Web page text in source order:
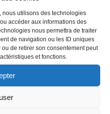
nous utilisons des technologies
accéder aux informations des
nous permettra de traiter
de navigation ou les ID uniques
de retirer son consentement peut
et fonctions.
DE STOCK
Phoenix
€ TTC